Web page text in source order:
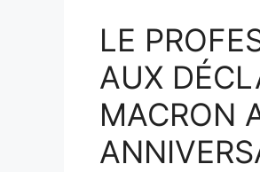
LE
AUX
MACRON